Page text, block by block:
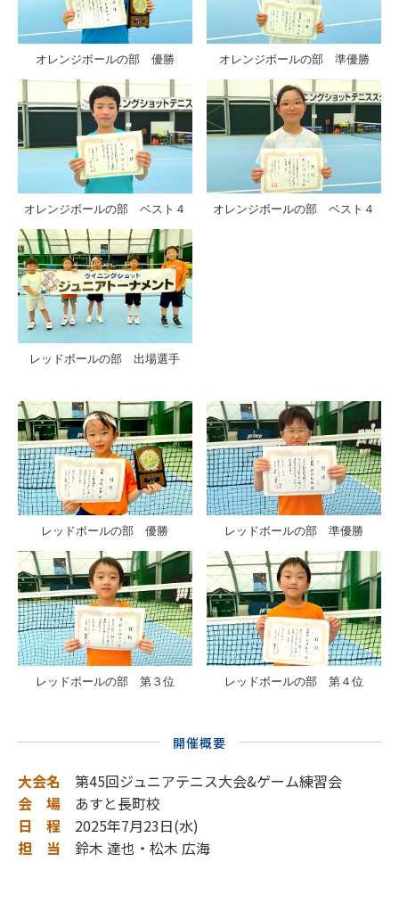
オレンジボールの部 優勝 オレンジボールの部 準優勝
オレンジボールの部 ベスト４ オレンジボールの部 ベスト４
レッドボールの部 出場選手
レッドボールの部 優勝 レッドボールの部 準優勝
レッドボールの部 第３位 レッドボールの部 第４位
開催概要
大会名 第45回ジュニアテニス大会&ゲーム練習会
会 場 あすと長町校
日 程 2025年7月23日(水)
担 当 鈴木 達也・松木 広海